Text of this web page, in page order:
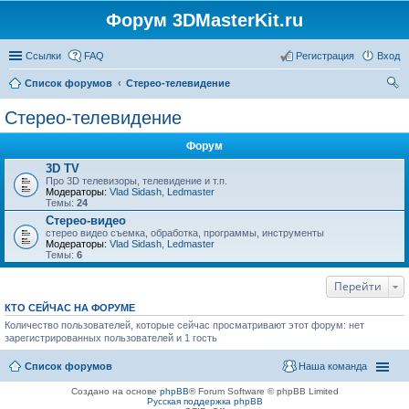
Форум 3DMasterKit.ru
Ссылки FAQ Вход
Регистрация
Список форумов
Стерео-телевидение
Стерео-телевидение
Форум
3D TV
Про 3D телевизоры, телевидение и т.п.
Модераторы: Vlad Sidash Ledmaster
Темы: 24
Стерео-видео
стерео видео съемка, обработка, программы, инструменты
Модераторы: Vlad Sidash Ledmaster
Темы: 6
Перейти
КТО СЕЙЧАС НА ФОРУМЕ
Количество пользователей, которые сейчас просматривают этот форум: нет
зарегистрированных пользователей и 1 гость
Список форумов Наша команда
Создано на основе phpBB® Forum Software © phpBB Limited
Русская поддержка phpBB